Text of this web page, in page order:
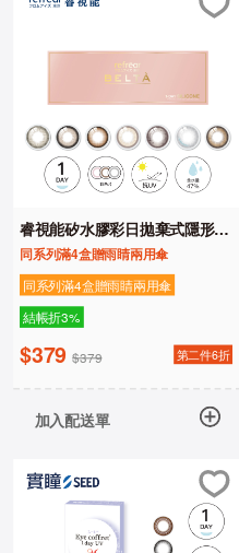
睿視能矽水膠彩日拋棄式隱形眼
鏡10片裝
同系列滿4盒贈雨睛兩用傘
同系列滿4盒贈雨睛兩用傘
結帳折3%
$379 $379 第二件6折
加入配送單